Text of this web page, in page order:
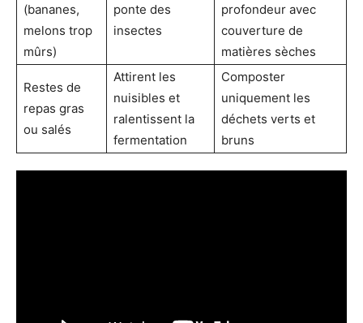
(bananes,
melons trop
mûrs)
ponte des
insectes
profondeur avec
couverture de
matières sèches
Restes de
repas gras
ou salés
Attirent les
nuisibles et
ralentissent la
fermentation
Composter
uniquement les
déchets verts et
bruns